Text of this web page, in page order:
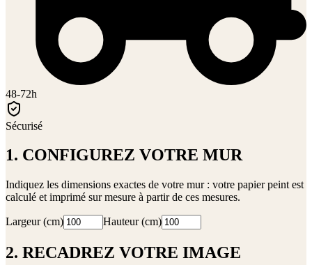
48-72h
Sécurisé
1. CONFIGUREZ VOTRE MUR
Indiquez les dimensions exactes de votre mur : votre papier peint est
calculé et imprimé sur mesure à partir de ces mesures.
Largeur (cm) Hauteur (cm)
2. RECADREZ VOTRE IMAGE